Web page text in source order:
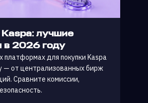
Kaspa: лучшие
в 2026 году
платформах для покупки Kaspa
— от централизованных бирж
Сравните комиссии,